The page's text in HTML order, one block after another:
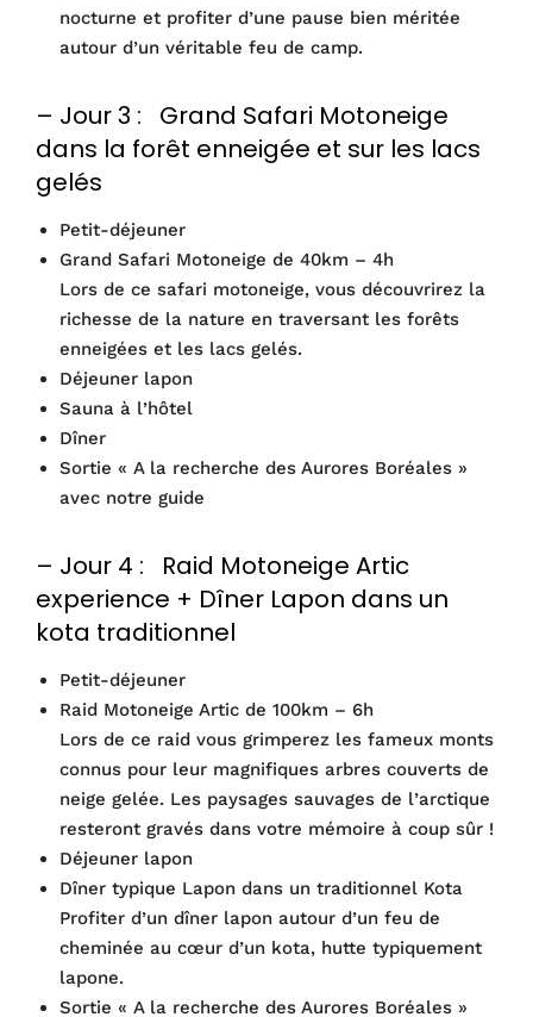
nocturne et profiter d’une pause bien méritée
autour d’un véritable feu de camp.
– Jour 3 : Grand Safari Motoneige
dans la forêt enneigée et sur les lacs
gelés
Petit-déjeuner
Grand Safari Motoneige de 40km – 4h
Lors de ce safari motoneige, vous découvrirez la
richesse de la nature en traversant les forêts
enneigées et les lacs gelés.
Déjeuner lapon
Sauna à l’hôtel
Dîner
Sortie « A la recherche des Aurores Boréales »
avec notre guide
– Jour 4 : Raid Motoneige Artic
experience + Dîner Lapon dans un
kota traditionnel
Petit-déjeuner
Raid Motoneige Artic de 100km – 6h
Lors de ce raid vous grimperez les fameux monts
connus pour leur magnifiques arbres couverts de
neige gelée. Les paysages sauvages de l’arctique
resteront gravés dans votre mémoire à coup sûr !
Déjeuner lapon
Dîner typique Lapon dans un traditionnel Kota
Profiter d’un dîner lapon autour d’un feu de
cheminée au cœur d’un kota, hutte typiquement
lapone.
Sortie « A la recherche des Aurores Boréales »